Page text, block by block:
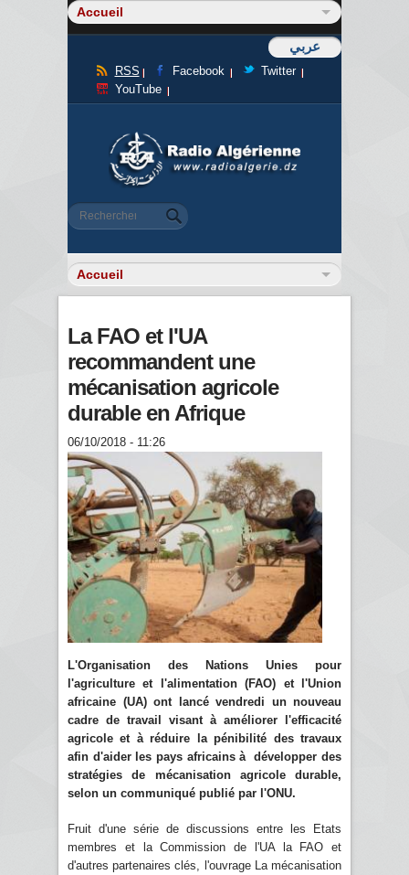
عربي
RSS Facebook
Twitter
YouTube
Formulaire de recherche
Rechercher
La FAO et l'UA
recommandent une
mécanisation agricole
durable en Afrique
06/10/2018 - 11:26
L'Organisation des Nations Unies pour
l'agriculture et l'alimentation (FAO) et l'Union
africaine (UA) ont lancé vendredi un nouveau
cadre de travail visant à améliorer l'efficacité
agricole et à réduire la pénibilité des travaux
afin d'aider les pays africains à développer des
stratégies de mécanisation agricole durable,
selon un communiqué publié par l'ONU.
Fruit d'une série de discussions entre les Etats
membres et la Commission de l'UA la FAO et
d'autres partenaires clés, l'ouvrage La mécanisation